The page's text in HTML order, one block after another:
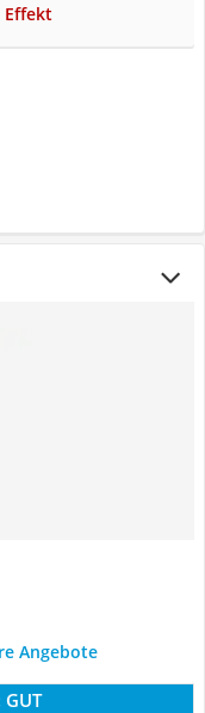
Effekt
Angebote
GUT